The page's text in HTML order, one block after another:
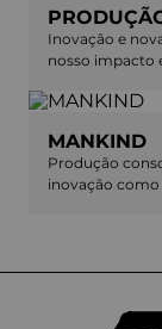
Inovação e
nosso impacto
MANKIND
Produção
inovação